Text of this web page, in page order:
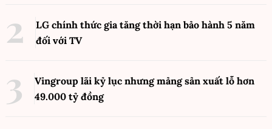
LG chính thức gia tăng thời hạn bảo hành 5 năm
đối với TV
Vingroup lãi kỷ lục nhưng mảng sản xuất lỗ hơn
49.000 tỷ đồng